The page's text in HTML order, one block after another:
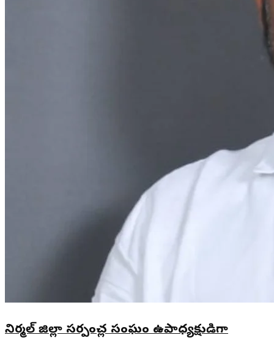
నిర్మల్ జిల్లా సర్పంచ్ల సంఘం ఉపాధ్యక్షుడిగా